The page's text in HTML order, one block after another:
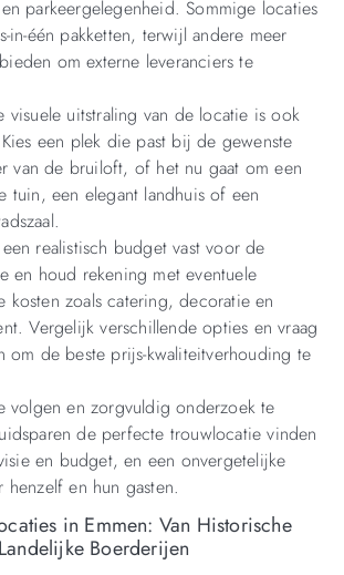
parkeergelegenheid. Sommige locaties
in-één pakketten, terwijl andere meer
om externe leveranciers te
visuele uitstraling van de locatie is ook
een plek die past bij de gewenste
van de bruiloft, of het nu gaat om een
tuin, een elegant landhuis of een
een realistisch budget vast voor de
en houd rekening met eventuele
kosten zoals catering, decoratie en
Vergelijk verschillende opties en vraag
om de beste prijs-kwaliteitverhouding te
volgen en zorgvuldig onderzoek te
de perfecte trouwlocatie vinden
en budget, en een onvergetelijke
en hun gasten.
in Emmen: Van Historische
Boerderijen